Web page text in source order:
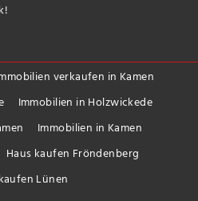
verkaufen in Kamen
Immobilien in Holzwickede
Immobilien in Kamen
Haus kaufen Fröndenberg
Lünen